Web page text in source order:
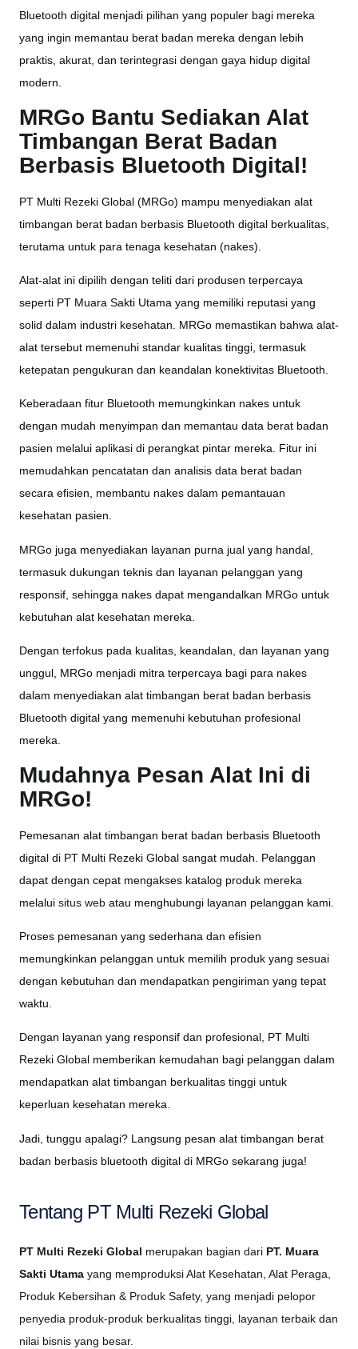
Bluetooth digital menjadi pilihan yang populer bagi mereka
yang ingin memantau berat badan mereka dengan lebih
praktis, akurat, dan terintegrasi dengan gaya hidup digital
modern.
MRGo Bantu Sediakan Alat
Timbangan Berat Badan
Berbasis Bluetooth Digital!
PT Multi Rezeki Global (MRGo) mampu menyediakan alat
timbangan berat badan berbasis Bluetooth digital berkualitas,
terutama untuk para tenaga kesehatan (nakes).
Alat-alat ini dipilih dengan teliti dari produsen terpercaya
seperti PT Muara Sakti Utama yang memiliki reputasi yang
solid dalam industri kesehatan. MRGo memastikan bahwa alat-
alat tersebut memenuhi standar kualitas tinggi, termasuk
ketepatan pengukuran dan keandalan konektivitas Bluetooth.
Keberadaan fitur Bluetooth memungkinkan nakes untuk
dengan mudah menyimpan dan memantau data berat badan
pasien melalui aplikasi di perangkat pintar mereka. Fitur ini
memudahkan pencatatan dan analisis data berat badan
secara efisien, membantu nakes dalam pemantauan
kesehatan pasien.
MRGo juga menyediakan layanan purna jual yang handal,
termasuk dukungan teknis dan layanan pelanggan yang
responsif, sehingga nakes dapat mengandalkan MRGo untuk
kebutuhan alat kesehatan mereka.
Dengan terfokus pada kualitas, keandalan, dan layanan yang
unggul, MRGo menjadi mitra terpercaya bagi para nakes
dalam menyediakan alat timbangan berat badan berbasis
Bluetooth digital yang memenuhi kebutuhan profesional
mereka.
Mudahnya Pesan Alat Ini di
MRGo!
Pemesanan alat timbangan berat badan berbasis Bluetooth
digital di PT Multi Rezeki Global sangat mudah. Pelanggan
dapat dengan cepat mengakses katalog produk mereka
melalui situs web atau menghubungi layanan pelanggan kami.
Proses pemesanan yang sederhana dan efisien
memungkinkan pelanggan untuk memilih produk yang sesuai
dengan kebutuhan dan mendapatkan pengiriman yang tepat
waktu.
Dengan layanan yang responsif dan profesional, PT Multi
Rezeki Global memberikan kemudahan bagi pelanggan dalam
mendapatkan alat timbangan berkualitas tinggi untuk
keperluan kesehatan mereka.
Jadi, tunggu apalagi? Langsung pesan alat timbangan berat
badan berbasis bluetooth digital di MRGo sekarang juga!
Tentang PT Multi Rezeki Global
PT Multi Rezeki Global merupakan bagian dari PT. Muara
Sakti Utama yang memproduksi Alat Kesehatan, Alat Peraga,
Produk Kebersihan & Produk Safety, yang menjadi pelopor
penyedia produk-produk berkualitas tinggi, layanan terbaik dan
nilai bisnis yang besar.